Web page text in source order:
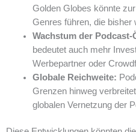
Golden Globes könnte
Genres führen, die bisher
Wachstum der Podcast-
bedeutet auch mehr
Werbepartner oder
Globale Reichweite:
Grenzen hinweg
globalen Vernetzung der